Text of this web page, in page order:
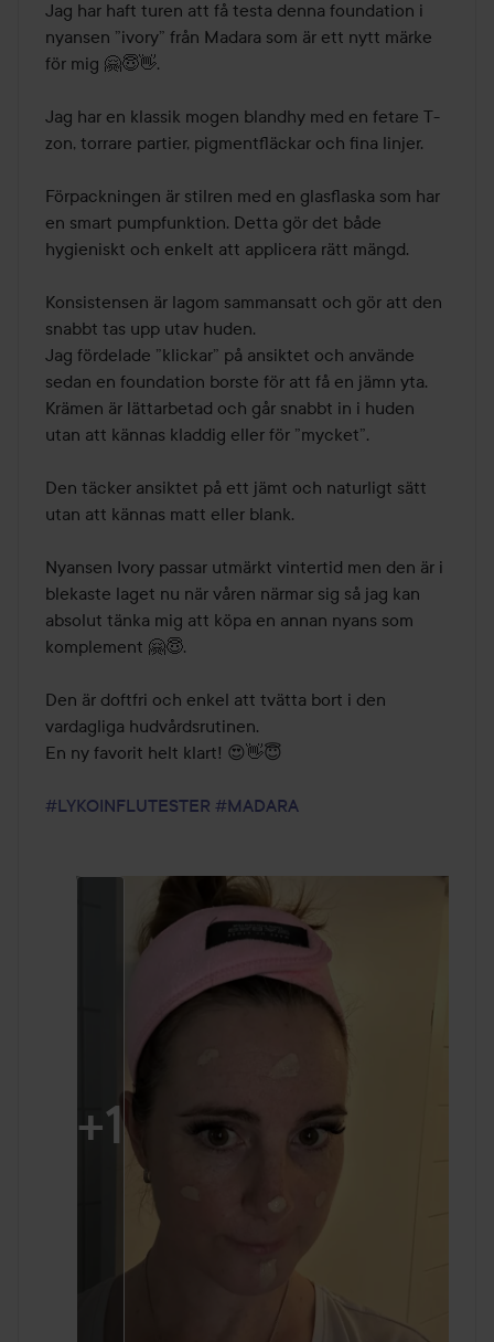
av
5
Jag har haft turen att få testa denna foundation i
nyansen ”ivory” från Madara som är ett nytt märke
för mig 🤗😇👋.
Jag har en klassik mogen blandhy med en fetare T-
zon, torrare partier, pigmentfläckar och fina linjer.
Förpackningen är stilren med en glasflaska som har
en smart pumpfunktion. Detta gör det både
hygieniskt och enkelt att applicera rätt mängd.
Konsistensen är lagom sammansatt och gör att den
snabbt tas upp utav huden.
Jag fördelade ”klickar” på ansiktet och använde
sedan en foundation borste för att få en jämn yta.
Krämen är lättarbetad och går snabbt in i huden
utan att kännas kladdig eller för ”mycket”.
Den täcker ansiktet på ett jämt och naturligt sätt
utan att kännas matt eller blank.
Nyansen Ivory passar utmärkt vintertid men den är i
blekaste laget nu när våren närmar sig så jag kan
absolut tänka mig att köpa en annan nyans som
komplement 🤗😇.
Den är doftfri och enkel att tvätta bort i den
vardagliga hudvårdsrutinen.
En ny favorit helt klart! 😍👋😇
#LYKOINFLUTESTER #MADARA
+1